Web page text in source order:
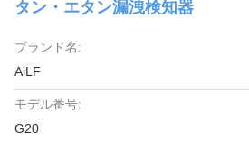
タン・エタン漏洩検知器
ブランド名:
AiLF
モデル番号:
G20